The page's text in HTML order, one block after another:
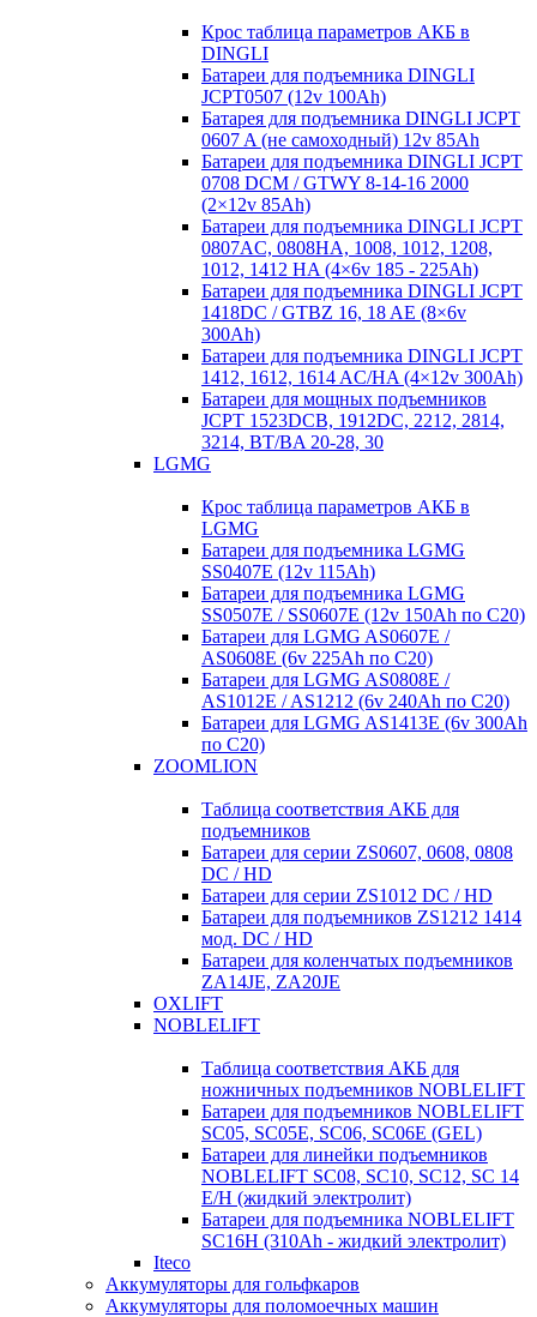
Крос таблица параметров АКБ в
DINGLI
Батареи для подъемника DINGLI
JCPT0507 (12v 100Ah)
Батарея для подъемника DINGLI JCPT
0607 A (не самоходный) 12v 85Ah
Батареи для подъемника DINGLI JCPT
0708 DCM / GTWY 8-14-16 2000
(2×12v 85Ah)
Батареи для подъемника DINGLI JCPT
0807AC, 0808HA, 1008, 1012, 1208,
1012, 1412 HA (4×6v 185 - 225Ah)
Батареи для подъемника DINGLI JCPT
1418DC / GTBZ 16, 18 AE (8×6v
300Ah)
Батареи для подъемника DINGLI JCPT
1412, 1612, 1614 AC/HA (4×12v 300Ah)
Батареи для мощных подъемников
JCPT 1523DCB, 1912DC, 2212, 2814,
3214, BT/BA 20-28, 30
LGMG
Крос таблица параметров АКБ в
LGMG
Батареи для подъемника LGMG
SS0407E (12v 115Ah)
Батареи для подъемника LGMG
SS0507E / SS0607E (12v 150Ah по С20)
Батареи для LGMG AS0607E /
AS0608E (6v 225Ah по С20)
Батареи для LGMG AS0808E /
AS1012E / AS1212 (6v 240Ah по С20)
Батареи для LGMG AS1413E (6v 300Ah
по С20)
ZOOMLION
Таблица соответствия АКБ для
подъемников
Батареи для серии ZS0607, 0608, 0808
DC / HD
Батареи для серии ZS1012 DC / HD
Батареи для подъемников ZS1212 1414
мод. DC / HD
Батареи для коленчатых подъемников
ZA14JE, ZA20JE
OXLIFT
NOBLELIFT
Таблица соответствия АКБ для
ножничных подъемников NOBLELIFT
Батареи для подъемников NOBLELIFT
SC05, SC05E, SC06, SC06E (GEL)
Батареи для линейки подъемников
NOBLELIFT SC08, SC10, SC12, SC 14
E/H (жидкий электролит)
Батареи для подъемника NOBLELIFT
SC16H (310Ah - жидкий электролит)
Iteco
Аккумуляторы для гольфкаров
Аккумуляторы для поломоечных машин